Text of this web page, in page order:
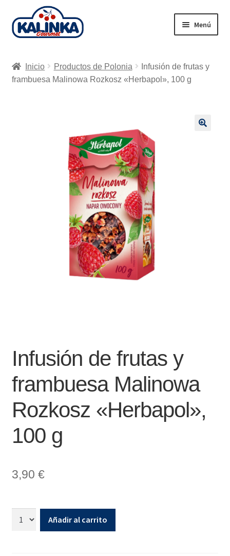
Ir
a
Ir
al
Menú
Tienda en línea
Inicio Productos de Polonia
Infusión de frutas y
frambuesa Malinowa Rozkosz «Herbapol», 100 g
Infusión de frutas y
frambuesa Malinowa
Rozkosz «Herbapol»,
100 g
3,90 €
Añadir al carrito